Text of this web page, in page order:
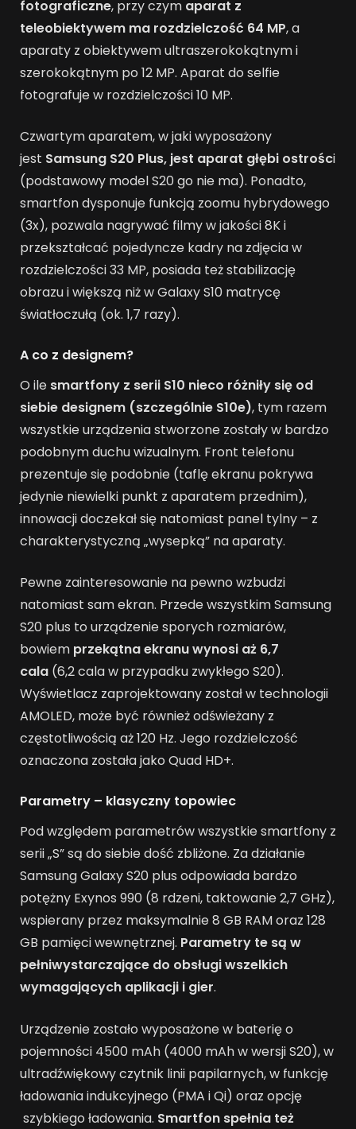
fotograficzne, przy czym aparat z
teleobiektywem ma rozdzielczość 64 MP, a
aparaty z obiektywem ultraszerokokątnym i
szerokokątnym po 12 MP. Aparat do selfie
fotografuje w rozdzielczości 10 MP.
Czwartym aparatem, w jaki wyposażony
jest Samsung S20 Plus, jest aparat głębi ostrości
(podstawowy model S20 go nie ma). Ponadto,
smartfon dysponuje funkcją zoomu hybrydowego
(3x), pozwala nagrywać filmy w jakości 8K i
przekształcać pojedyncze kadry na zdjęcia w
rozdzielczości 33 MP, posiada też stabilizację
obrazu i większą niż w Galaxy S10 matrycę
światłoczułą (ok. 1,7 razy).
A co z designem?
O ile smartfony z serii S10 nieco różniły się od
siebie designem (szczególnie S10e), tym razem
wszystkie urządzenia stworzone zostały w bardzo
podobnym duchu wizualnym. Front telefonu
prezentuje się podobnie (taflę ekranu pokrywa
jedynie niewielki punkt z aparatem przednim),
innowacji doczekał się natomiast panel tylny – z
charakterystyczną „wysepką” na aparaty.
Pewne zainteresowanie na pewno wzbudzi
natomiast sam ekran. Przede wszystkim Samsung
S20 plus to urządzenie sporych rozmiarów,
bowiem przekątna ekranu wynosi aż 6,7
cala (6,2 cala w przypadku zwykłego S20).
Wyświetlacz zaprojektowany został w technologii
AMOLED, może być również odświeżany z
częstotliwością aż 120 Hz. Jego rozdzielczość
oznaczona została jako Quad HD+.
Parametry – klasyczny topowiec
Pod względem parametrów wszystkie smartfony z
serii „S” są do siebie dość zbliżone. Za działanie
Samsung Galaxy S20 plus odpowiada bardzo
potężny Exynos 990 (8 rdzeni, taktowanie 2,7 GHz),
wspierany przez maksymalnie 8 GB RAM oraz 128
GB pamięci wewnętrznej. Parametry te są w
pełniwystarczające do obsługi wszelkich
wymagających aplikacji i gier.
Urządzenie zostało wyposażone w baterię o
pojemności 4500 mAh (4000 mAh w wersji S20), w
ultradźwiękowy czytnik linii papilarnych, w funkcję
ładowania indukcyjnego (PMA i Qi) oraz opcję
szybkiego ładowania. Smartfon spełnia też